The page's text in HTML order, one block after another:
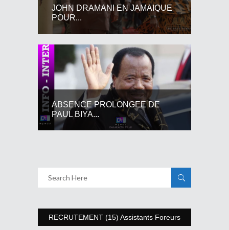
JOHN DRAMANI EN JAMAIQUE
POUR...
ABSENCE PROLONGEE DE
PAUL BIYA...
RECRUTEMENT (15) Assistants Foreurs